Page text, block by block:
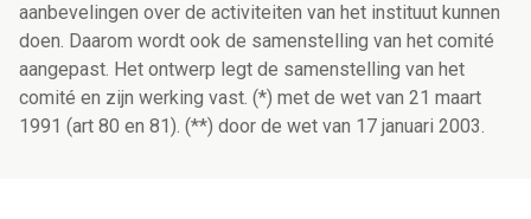
aanbevelingen over de activiteiten van het instituut kunnen
doen. Daarom wordt ook de samenstelling van het comité
aangepast. Het ontwerp legt de samenstelling van het
comité en zijn werking vast. (*) met de wet van 21 maart
1991 (art 80 en 81). (**) door de wet van 17 januari 2003.